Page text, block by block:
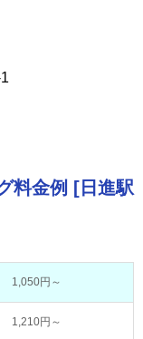
料金例 [日進駅
1,050円～
1,210円～